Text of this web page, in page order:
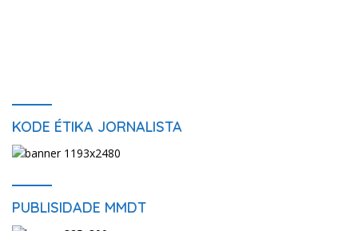
KODE ÉTIKA JORNALISTA
PUBLISIDADE MMDT